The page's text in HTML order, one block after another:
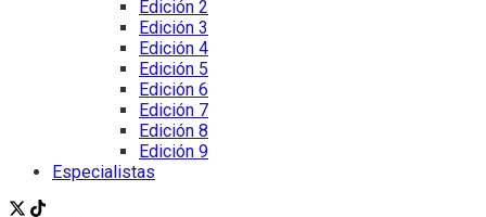
Edición 2
Edición 3
Edición 4
Edición 5
Edición 6
Edición 7
Edición 8
Edición 9
Especialistas